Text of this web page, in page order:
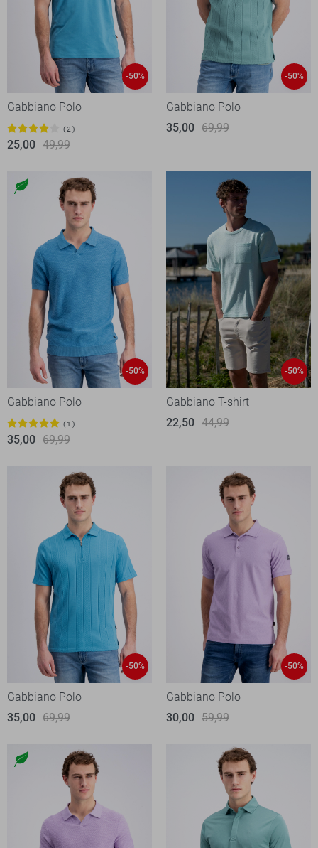
-50%
Gabbiano Polo
2
25,00 49,99
-50%
Gabbiano Polo
35,00 69,99
-50%
Gabbiano Polo
1
35,00 69,99
-50%
Gabbiano T-shirt
22,50 44,99
-50%
Gabbiano Polo
35,00 69,99
-50%
Gabbiano Polo
30,00 59,99